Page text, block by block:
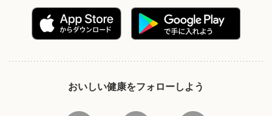
おいしい健康をフォローしよう